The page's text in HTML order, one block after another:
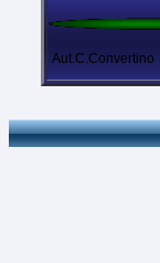
Aut.C.Convertino